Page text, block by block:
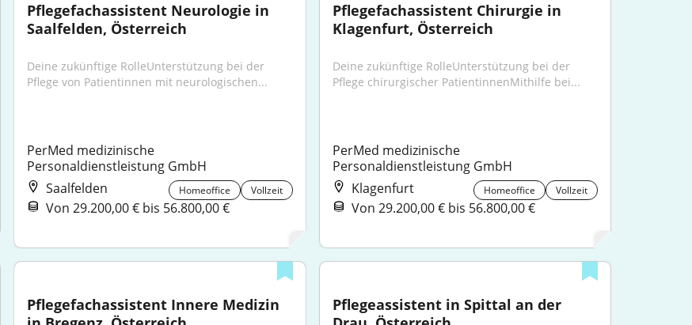
Pflegefachassistent Neurologie in
Saalfelden, Österreich
Deine zukünftige RolleUnterstützung bei der
Pflege von Patientinnen mit neurologischen...
PerMed medizinische
Personaldienstleistung GmbH
Saalfelden
Homeoffice Vollzeit
Von 29.200,00 € bis 56.800,00 €
Pflegefachassistent Chirurgie in
Klagenfurt, Österreich
Deine zukünftige RolleUnterstützung bei der
Pflege chirurgischer PatientinnenMithilfe bei...
PerMed medizinische
Personaldienstleistung GmbH
Klagenfurt
Homeoffice Vollzeit
Von 29.200,00 € bis 56.800,00 €
Pflegefachassistent Innere Medizin
Pflegeassistent in Spittal an der